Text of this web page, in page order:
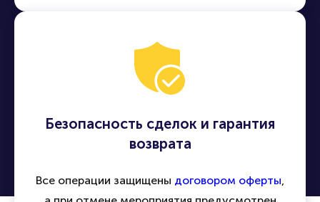
Безопасность сделок и гарантия
возврата
Все операции защищены договором оферты,